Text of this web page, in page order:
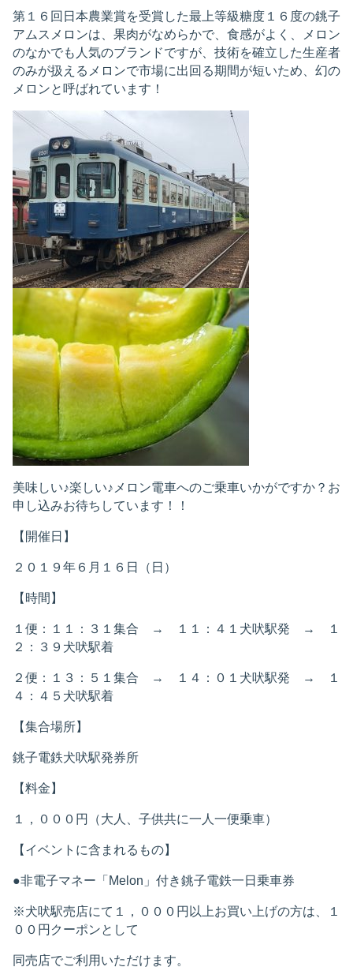
第１６回日本農業賞を受賞した最上等級糖度１６度の銚子
アムスメロンは、果肉がなめらかで、食感がよく、メロン
のなかでも人気のブランドですが、技術を確立した生産者
のみが扱えるメロンで市場に出回る期間が短いため、幻の
メロンと呼ばれています！
美味しい♪楽しい♪メロン電車へのご乗車いかがですか？お
申し込みお待ちしています！！
【開催日】
２０１９年６月１６日（日）
【時間】
１便：１１：３１集合 → １１：４１犬吠駅発 → １
２：３９犬吠駅着
２便：１３：５１集合 → １４：０１犬吠駅発 → １
４：４５犬吠駅着
【集合場所】
銚子電鉄犬吠駅発券所
【料金】
１，０００円（大人、子供共に一人一便乗車）
【イベントに含まれるもの】
●非電子マネー「Melon」付き銚子電鉄一日乗車券
※犬吠駅売店にて１，０００円以上お買い上げの方は、１
００円クーポンとして
同売店でご利用いただけます。